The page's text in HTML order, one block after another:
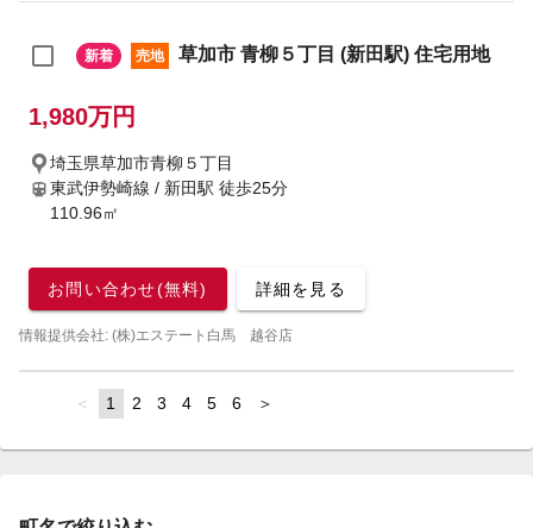
新着 売地 草加市 青柳５丁目 (新田駅) 住宅用地
1,980万円
埼玉県草加市青柳５丁目
東武伊勢崎線 / 新田駅 徒歩25分
110.96㎡
お問い合わせ(無料) 詳細を見る
情報提供会社: (株)エステート白馬 越谷店
page
You're
page
1 page
2 page
3 page
4 page
5 page
6 page